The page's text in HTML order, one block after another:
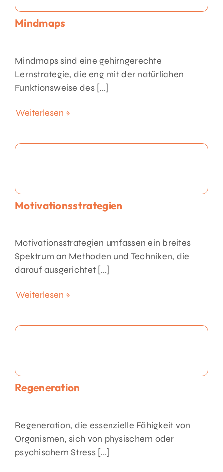
Mindmaps
Mindmaps sind eine gehirngerechte
Lernstrategie, die eng mit der natürlichen
Funktionsweise des [...]
Weiterlesen »
Motivationsstrategien
Motivationsstrategien umfassen ein breites
Spektrum an Methoden und Techniken, die
darauf ausgerichtet [...]
Weiterlesen »
Regeneration
Regeneration, die essenzielle Fähigkeit von
Organismen, sich von physischem oder
psychischem Stress [...]